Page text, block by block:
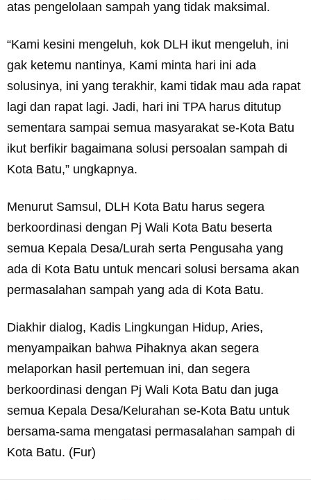
atas pengelolaan sampah yang tidak maksimal.
“Kami kesini mengeluh, kok DLH ikut mengeluh, ini
gak ketemu nantinya, Kami minta hari ini ada
solusinya, ini yang terakhir, kami tidak mau ada rapat
lagi dan rapat lagi. Jadi, hari ini TPA harus ditutup
sementara sampai semua masyarakat se-Kota Batu
ikut berfikir bagaimana solusi persoalan sampah di
Kota Batu,” ungkapnya.
Menurut Samsul, DLH Kota Batu harus segera
berkoordinasi dengan Pj Wali Kota Batu beserta
semua Kepala Desa/Lurah serta Pengusaha yang
ada di Kota Batu untuk mencari solusi bersama akan
permasalahan sampah yang ada di Kota Batu.
Diakhir dialog, Kadis Lingkungan Hidup, Aries,
menyampaikan bahwa Pihaknya akan segera
melaporkan hasil pertemuan ini, dan segera
berkoordinasi dengan Pj Wali Kota Batu dan juga
semua Kepala Desa/Kelurahan se-Kota Batu untuk
bersama-sama mengatasi permasalahan sampah di
Kota Batu. (Fur)